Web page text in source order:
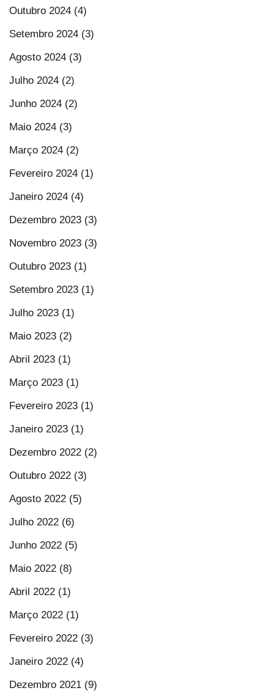
Outubro 2024 (4)
Setembro 2024 (3)
Agosto 2024 (3)
Julho 2024 (2)
Junho 2024 (2)
Maio 2024 (3)
Março 2024 (2)
Fevereiro 2024 (1)
Janeiro 2024 (4)
Dezembro 2023 (3)
Novembro 2023 (3)
Outubro 2023 (1)
Setembro 2023 (1)
Julho 2023 (1)
Maio 2023 (2)
Abril 2023 (1)
Março 2023 (1)
Fevereiro 2023 (1)
Janeiro 2023 (1)
Dezembro 2022 (2)
Outubro 2022 (3)
Agosto 2022 (5)
Julho 2022 (6)
Junho 2022 (5)
Maio 2022 (8)
Abril 2022 (1)
Março 2022 (1)
Fevereiro 2022 (3)
Janeiro 2022 (4)
Dezembro 2021 (9)